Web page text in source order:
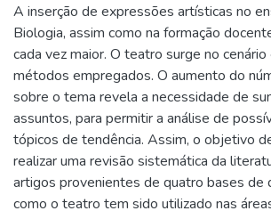
A inserção de expressões artísticas no
Biologia, assim como na formação
cada vez maior. O teatro surge no
métodos empregados. O aumento do
sobre o tema revela a necessidade de
assuntos, para permitir a análise de
tópicos de tendência. Assim, o objetivo
realizar uma revisão sistemática da
artigos provenientes de quatro bases de
como o teatro tem sido utilizado nas